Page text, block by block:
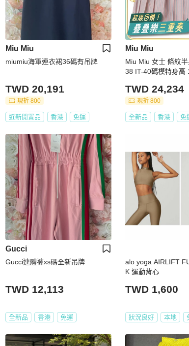
Miu Miu
miumiu海軍連衣裙36碼有吊牌
TWD 20,191
現折 800
近新閒置品 香港 免運
Miu Miu
Miu Miu 女士 條紋
38 IT-40碼模特身高
TWD 24,234
現折 800
全新品 香港 免
Gucci
Gucci連體褲xs碼全新吊牌
TWD 12,113
全新品 香港 免運
alo yoga AIRLIFT
K 運動背心
TWD 1,600
狀況良好 本地